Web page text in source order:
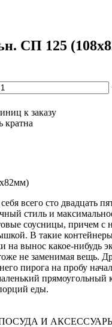
СП 125
к заказу
кратна
всего сто двадцать
стиль и
соусницы, причем с
В такие
на вынос какое-нибудь
не заменимая вещь.
пирога на пробу
прямоугольный
еды.
ПОСУДА И